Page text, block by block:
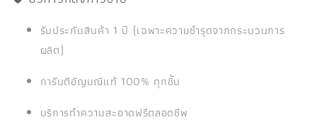
รับประกันสินค้า 1 ปี (เฉพาะความชำรุดจากกระบวนการ
ผลิต)
การันตีอัญมณีแท้ 100% ทุกชิ้น
บริการทำความสะอาดฟรีตลอดชีพ